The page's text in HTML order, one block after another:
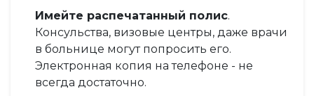
Имейте распечатанный полис.
Консульства, визовые центры, даже врачи
в больнице могут попросить его.
Электронная копия на телефоне - не
всегда достаточно.